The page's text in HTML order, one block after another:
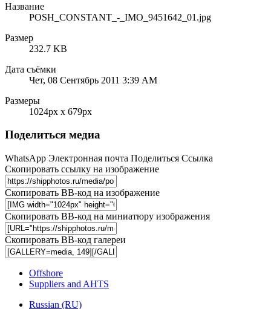
Название
POSH_CONSTANT_-_IMO_9451642_01.jpg
Размер
232.7 KB
Дата съёмки
Чет, 08 Сентябрь 2011 3:39 AM
Размеры
1024px x 679px
Поделиться медиа
WhatsApp Электронная почта Поделиться Ссылка
Скопировать ссылку на изображение
Скопировать BB-код на изображение
Скопировать BB-код на миниатюру изображения
Скопировать BB-код галереи
Offshore
Suppliers and AHTS
Russian (RU)